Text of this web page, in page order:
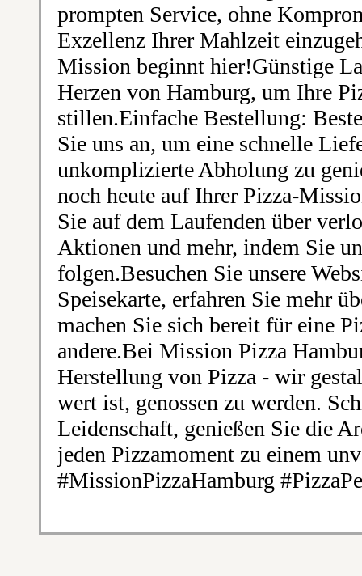
prompten Service, ohne
Exzellenz Ihrer Mahlzeit
Mission beginnt hier!Günstige
Herzen von Hamburg, um Ihre
stillen.Einfache Bestellung:
Sie uns an, um eine schnelle
unkomplizierte Abholung zu
noch heute auf Ihrer Pizza-
Sie auf dem Laufenden über
Aktionen und mehr, indem Sie
folgen.Besuchen Sie unsere
Speisekarte, erfahren Sie mehr
machen Sie sich bereit für eine
andere.Bei Mission Pizza
Herstellung von Pizza - wir
wert ist, genossen zu werden.
Leidenschaft, genießen Sie die
jeden Pizzamoment zu einem
#MissionPizzaHamburg